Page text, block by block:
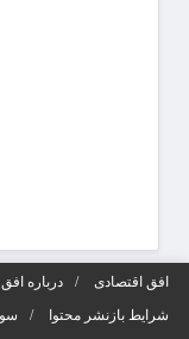
افق اقتصادی درباره
شرایط بازنشر محتوا